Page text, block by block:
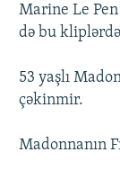
Marine Le
də bu
53 yaşlı
çəkinmir.
Madonnanın